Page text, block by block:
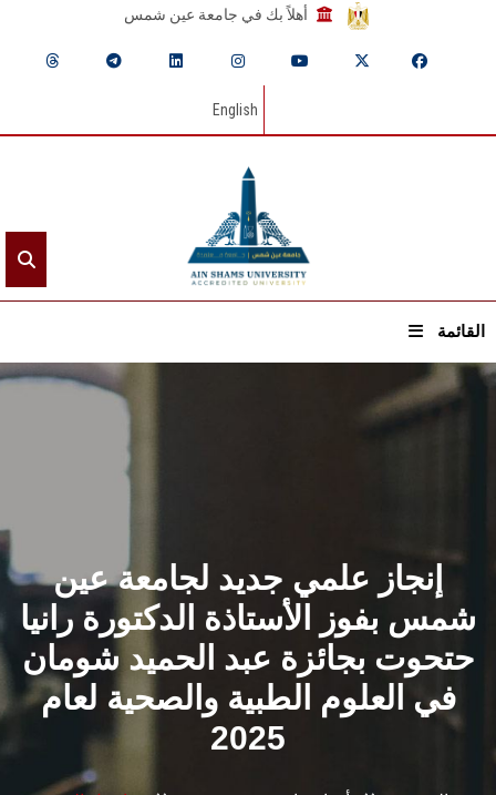
أهلاً بك في جامعة عين شمس
English
القائمة
الشئون الأكاديمية
البحث العلمي
الرعاية الصحية
المراكز والوحدات
إنجاز علمي جديد لجامعة عين
شمس بفوز الأستاذة الدكتورة رانيا
حتحوت بجائزة عبد الحميد شومان
في العلوم الطبية والصحية لعام
2025